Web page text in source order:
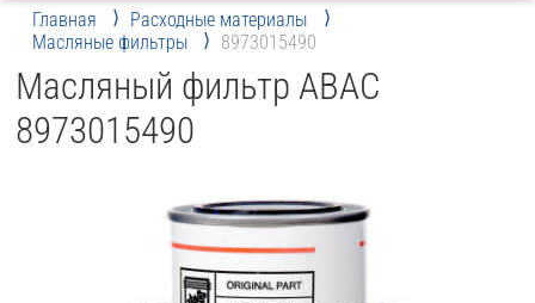
Главная
Расходные материалы
Масляные фильтры
8973015490
Масляный фильтр ABAC
8973015490